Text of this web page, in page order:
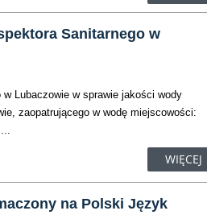
Sanitarnego w
Lubaczowie w sprawie jakości wody
zaopatrującego w wodę miejscowości:
WIĘCEJ
na Polski Język